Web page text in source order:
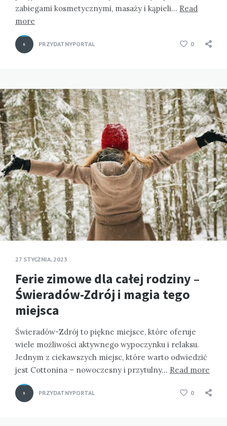
zabiegami kosmetycznymi, masaży i kąpieli… Read
more
PRZYDATNYPORTAL 0
27 STYCZNIA, 2023
Ferie zimowe dla całej rodziny –
Świeradów-Zdrój i magia tego
miejsca
Świeradów-Zdrój to piękne miejsce, które oferuje
wiele możliwości aktywnego wypoczynku i relaksu.
Jednym z ciekawszych miejsc, które warto odwiedzić
jest Cottonina – nowoczesny i przytulny… Read more
PRZYDATNYPORTAL 0